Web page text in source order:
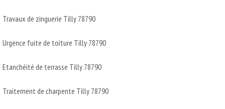
Travaux de zinguerie Tilly 78790
Urgence fuite de toiture Tilly 78790
Etanchéité de terrasse Tilly 78790
Traitement de charpente Tilly 78790